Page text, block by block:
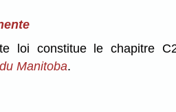
loi constitue le chapitre
Manitoba.